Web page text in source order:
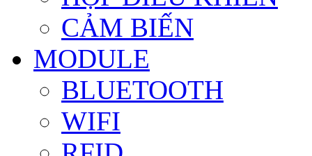
CẢM BIẾN
MODULE
BLUETOOTH
WIFI